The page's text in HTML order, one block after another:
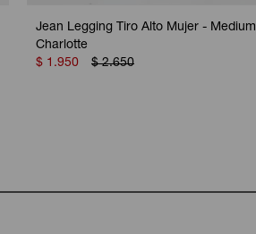
Jean Legging Tiro Alto Mujer - Medium
Charlotte
$ 1.950 $ 2.650